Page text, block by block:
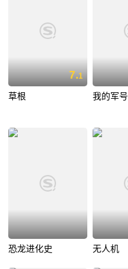
7.1
草根 我的军号
恐龙进化史 无人机